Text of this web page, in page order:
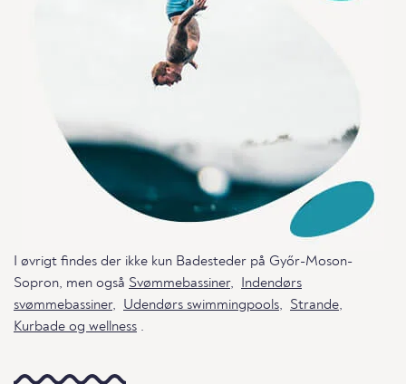
I øvrigt findes der ikke kun Badesteder på Győr-Moson-
Sopron, men også Svømmebassiner,
Indendørs
svømmebassiner, Udendørs swimmingpools, Strande,
Kurbade og wellness .